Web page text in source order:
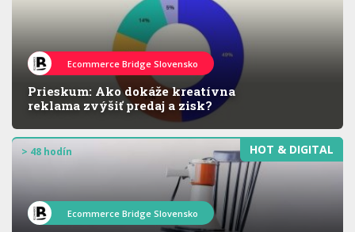
Ecommerce Bridge Slovensko
Prieskum: Ako dokáže kreatívna
reklama zvýšiť predaj a zisk?
HOT & DIGITAL
> 48 hodín
Ecommerce Bridge Slovensko